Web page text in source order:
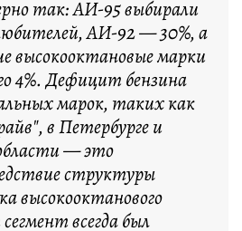
так: АИ-95 выбирали
АИ-92 — 30%, а
высокооктановые марки
4%. Дефицит бензина
марок, таких как
в Петербурге и
— это
структуры
высокооктанового
всегда был